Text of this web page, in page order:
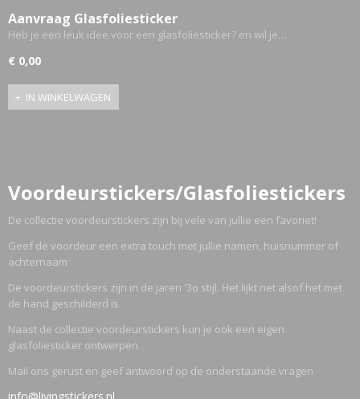
Aanvraag Glasfoliesticker
Heb je een leuk idee voor een glasfoliesticker? en wil je…
€ 0,00
IN WINKELWAGEN
Voordeurstickers/Glasfoliestickers
De collectie voordeurstickers zijn bij vele van jullie een favoriet!
Geef de voordeur een extra touch met jullie namen, huisnummer of
achternaam
De voordeurstickers zijn in de jaren '3o stijl. Het lijkt net alsof het met
de hand geschilderd is
Naast de collectie voordeurstickers kun je ook een eigen
glasfoliesticker ontwerpen
Mail ons gerust en geef antwoord op de onderstaande vragen
info@livingstickers.nl